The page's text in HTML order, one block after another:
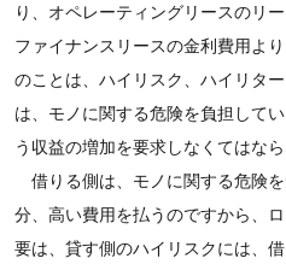
り、オペレーティングリースのリ
ファイナンスリースの金利費用よ
のことは、ハイリスク、ハイリタ
は、モノに関する危険を負担して
う収益の増加を要求しなくてはな
借りる側は、モノに関する危険
分、高い費用を払うのですから、
要は、貸す側のハイリスクには、